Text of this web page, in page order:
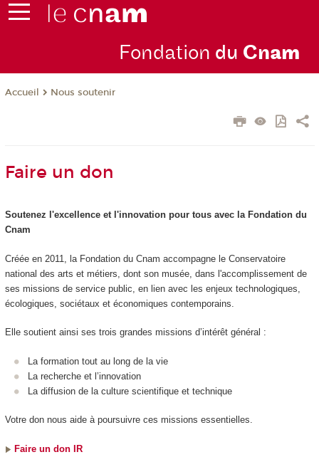
Fondation du Cnam
Accueil Nous soutenir
Faire un don
Soutenez l'excellence et l'innovation pour tous avec la Fondation du
Cnam
Créée en 2011, la Fondation du Cnam accompagne le Conservatoire
national des arts et métiers, dont son musée, dans l'accomplissement de
ses missions de service public, en lien avec les enjeux technologiques,
écologiques, sociétaux et économiques contemporains.
Elle soutient ainsi ses trois grandes missions d’intérêt général :
La formation tout au long de la vie
La recherche et l’innovation
La diffusion de la culture scientifique et technique
Votre don nous aide à poursuivre ces missions essentielles.
Faire un don IR